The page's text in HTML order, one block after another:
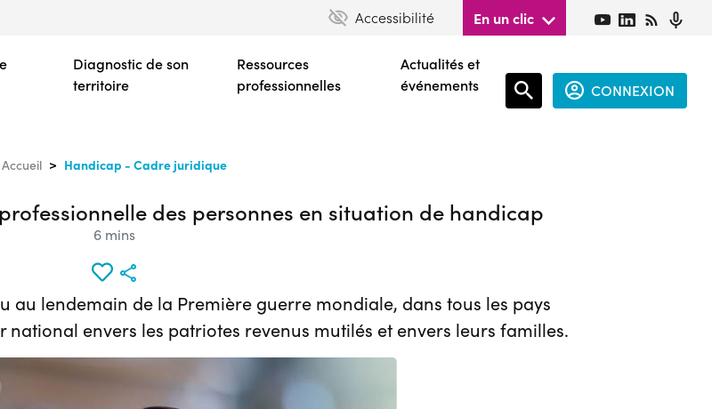
contenu
principal
Accessibilité En un clic
Diagnostic de son
territoire
Ressources
professionnelles
Actualités et
événements
CONNEXION
guest
Accueil Handicap - Cadre juridique
des personnes en situation de handicap
6 mins
au lendemain de la Première guerre mondiale, dans tous les pays
national envers les patriotes revenus mutilés et envers leurs familles.